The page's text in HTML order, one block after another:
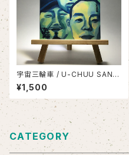
宇宙三輪車 / U-CHUU SANRI
NSYA
¥1,500
CATEGORY